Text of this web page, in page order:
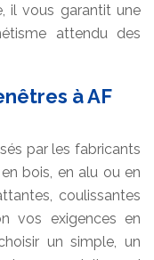
il vous garantit une
attendu des
à AF
par les fabricants
bois, en alu ou en
coulissantes
vos exigences en
un simple, un